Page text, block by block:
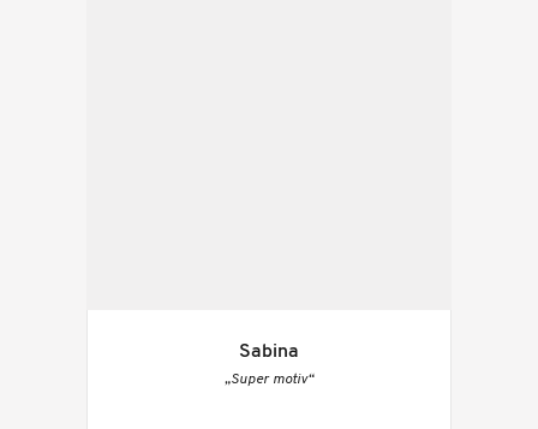
Sabina
„Super motiv“